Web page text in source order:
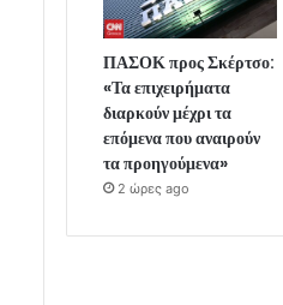
ΠΑΣΟΚ προς Σκέρτσο:
«Τα επιχειρήματα
διαρκούν μέχρι τα
επόμενα που αναιρούν
τα προηγούμενα»
2 ώρες ago